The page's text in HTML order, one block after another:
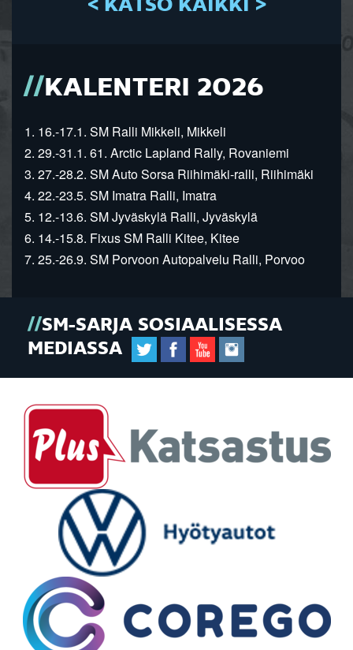
< KATSO KAIKKI >
KALENTERI 2026
1. 16.-17.1. SM Ralli Mikkeli, Mikkeli
2. 29.-31.1. 61. Arctic Lapland Rally, Rovaniemi
3. 27.-28.2. SM Auto Sorsa Riihimäki-ralli, Riihimäki
4. 22.-23.5. SM Imatra Ralli, Imatra
5. 12.-13.6. SM Jyväskylä Ralli, Jyväskylä
6. 14.-15.8. Fixus SM Ralli Kitee, Kitee
7. 25.-26.9. SM Porvoon Autopalvelu Ralli, Porvoo
SM-SARJA SOSIAALISESSA
MEDIASSA